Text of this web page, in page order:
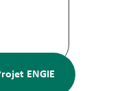
ENGIE